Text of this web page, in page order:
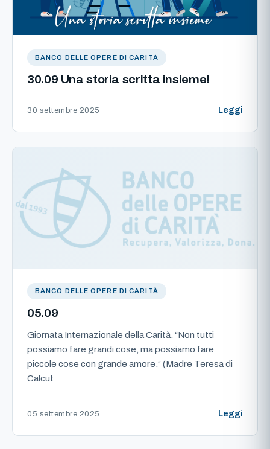
BANCO DELLE OPERE DI CARITÀ
30.09 Una storia scritta insieme!
30 settembre 2025 Leggi
BANCO DELLE OPERE DI CARITÀ
05.09
Giornata Internazionale della Carità. “Non tutti
possiamo fare grandi cose, ma possiamo fare
piccole cose con grande amore.” (Madre Teresa di
Calcut
05 settembre 2025 Leggi